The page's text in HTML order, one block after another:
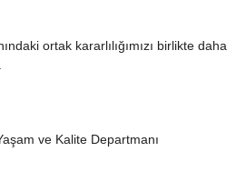
ortak kararlılığımızı birlikte daha
ve Kalite Departmanı